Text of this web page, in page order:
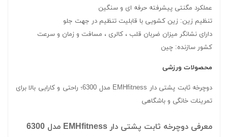
عملکرد مگنتی پیشرفته حرفه ای و سنگین
تنظیم زین: زین کشویی با قابلیت تنظیم در جهت جلو
دارای نشانگر میزان ضربان قلب ، کالری ، مسافت و زمان و سرعت
کشور سازنده: چین
محصولات ورزشی
دوچرخه ثابت پشتی دار EMHfitness مدل 6300؛ راحتی و کارایی بالا برای
تمرینات خانگی و باشگاهی
معرفی دوچرخه ثابت پشتی دار EMHfitness مدل 6300